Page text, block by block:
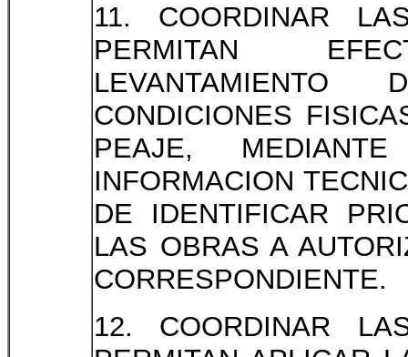
11. COORDINAR
PERMITAN
CONDICIONES
PEAJE,
INFORMACION
DE IDENTIFICAR
LAS OBRAS A
CORRESPONDIENTE.
12. COORDINAR